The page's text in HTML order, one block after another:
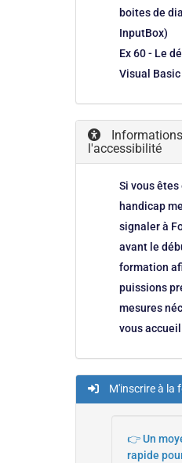
boites de
InputBox)
Ex 60 - Le
Visual
l'accessibilité
Si vous
handicap
signaler à
avant le
formation
puissions
mesures
vous
M'inscrire à la
👉 Un
rapide